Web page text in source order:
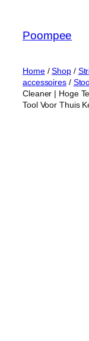
Poompee
Home/Shop/
accessoires/
Cleaner | Hoge
Tool Voor Thuis